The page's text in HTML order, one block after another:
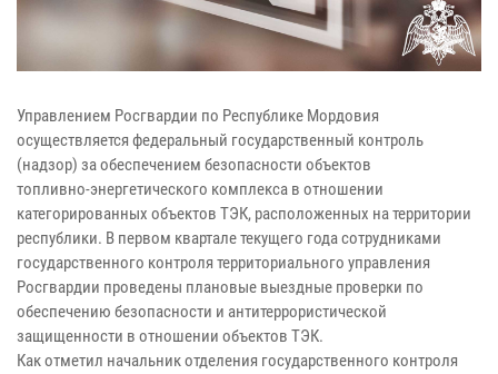
Управлением Росгвардии по Республике Мордовия
осуществляется федеральный государственный контроль
(надзор) за обеспечением безопасности объектов
топливно-энергетического комплекса в отношении
категорированных объектов ТЭК, расположенных на территории
республики. В первом квартале текущего года сотрудниками
государственного контроля территориального управления
Росгвардии проведены плановые выездные проверки по
обеспечению безопасности и антитеррористической
защищенности в отношении объектов ТЭК.
Как отметил начальник отделения государственного контроля